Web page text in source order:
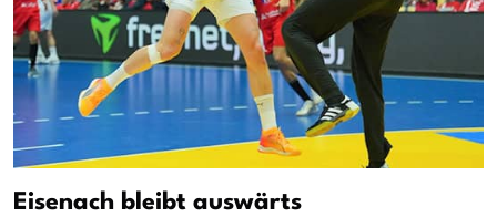
Eisenach bleibt auswärts